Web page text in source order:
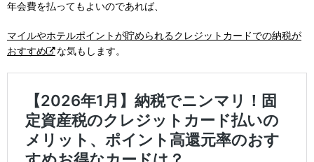
年会費を払ってもよいのであれば、
マイルやホテルポイントが貯められるクレジットカードでの納税が
おすすめ
な気もします。